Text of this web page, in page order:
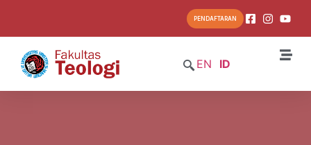
PENDAFTARAN
EN ID